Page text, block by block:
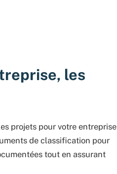
les
projets pour votre entreprise
de classification pour
tout en assurant